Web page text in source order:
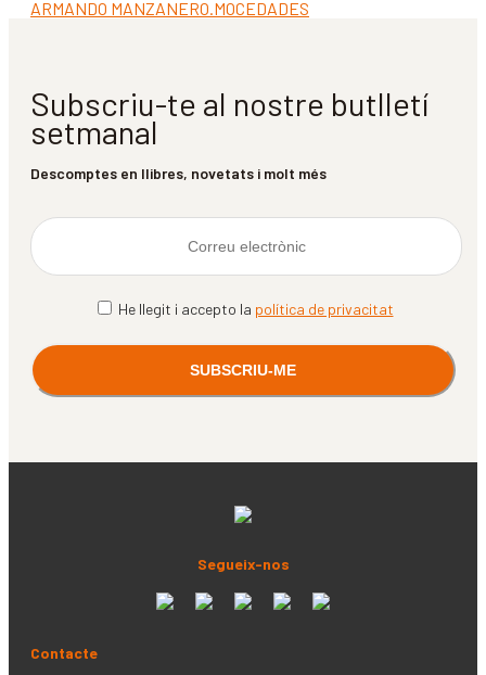
d'entrades
anterior:
Pròxima
ARMANDO MANZANERO.MOCEDADES
Subscriu-te al nostre butlletí
setmanal
Descomptes en llibres, novetats i molt més
He llegit i accepto la política de privacitat
Segueix-nos
Contacte